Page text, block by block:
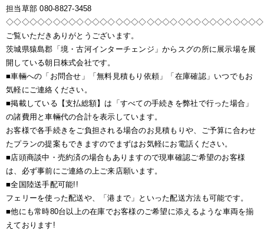
担当草部 080-8827-3458
ご覧いただきありがとうございます。
茨城県猿島郡「境・古河インターチェンジ」からスグの所に展示場を展
開している朝日株式会社です。
■車輛への「お問合せ」「無料見積もり依頼」「在庫確認」いつでもお
気軽にご連絡ください。
■掲載している【支払総額】は「すべての手続きを弊社で行った場合」
の諸費用と車輛代の合計を表示しています。
お客様で各手続きをご負担される場合のお見積もりや、ご予算に合わせ
たプランの提案もできますのでまずはお気軽にお電話ください。
■店頭商談中・売約済の場合もありますので現車確認ご希望のお客様
は、必ず事前にご連絡の上ご来店願います。
■全国陸送手配可能!!
フェリーを使った配送や、「港まで」といった配送方法も可能です。
■他にも常時80台以上の在庫でお客様のご希望に添えるような車両を揃
えております!